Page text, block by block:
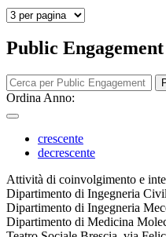
Public
Ordina Anno:
crescente
decrescente
Attività di coinvolgimento e
Dipartimento di Ingegneria
Dipartimento di Ingegneria
Dipartimento di Medicina